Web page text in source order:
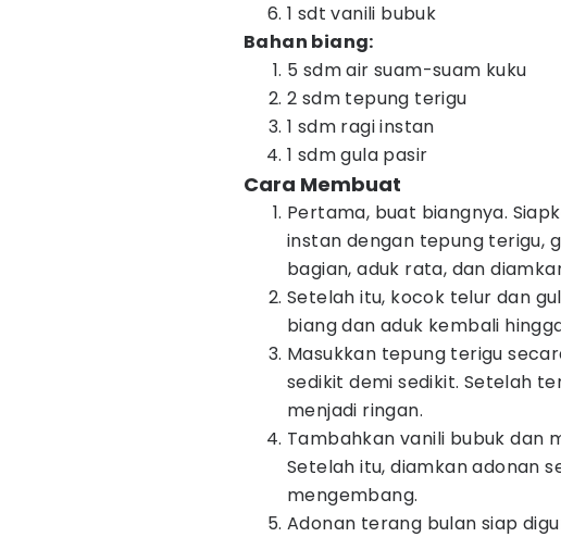
1 sdt vanili bubuk
Bahan biang:
5 sdm air suam-suam kuku
2 sdm tepung terigu
1 sdm ragi instan
1 sdm gula pasir
Cara Membuat
Pertama, buat biangnya.
instan dengan tepung terigu,
bagian, aduk rata, dan
Setelah itu, kocok telur dan
biang dan aduk kembali
Masukkan tepung terigu
sedikit demi sedikit. Setelah
menjadi ringan.
Tambahkan vanili bubuk dan
Setelah itu, diamkan adonan
mengembang.
Adonan terang bulan siap